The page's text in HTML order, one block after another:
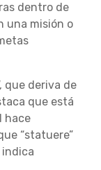
dentro de
una misión o
que deriva de
que está
hace
“statuere”
indica